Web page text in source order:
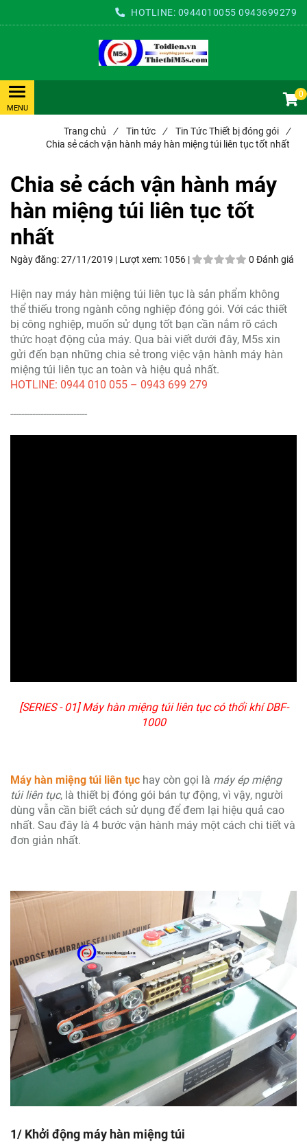
HOTLINE: 0944010055 0943699279
0
Trang chủ / Tin tức / Tin Tức Thiết bị đóng gói
/
Chia sẻ cách vận hành máy hàn miệng túi liên tục tốt nhất
Chia sẻ cách vận hành máy
hàn miệng túi liên tục tốt
nhất
Ngày đăng:27/11/2019 | Lượt xem: 1056 | 0 Đánh giá
Hiện nay máy hàn miệng túi liên tục là sản phẩm không
thể thiếu trong ngành công nghiệp đóng gói. Với các thiết
bị công nghiệp, muốn sử dụng tốt bạn cần nắm rõ cách
thức hoạt động của máy. Qua bài viết dưới đây, M5s xin
gửi đến bạn những chia sẻ trong việc vận hành máy hàn
miệng túi liên tục an toàn và hiệu quả nhất.
HOTLINE: 0944 010 055 – 0943 699 279
----------------------------
[SERIES - 01] Máy hàn miệng túi liên tục có thổi khí DBF-
1000
Máy hàn miệng túi liên tục hay còn gọi là máy ép miệng
túi liên tục, là thiết bị đóng gói bán tự động, vì vậy, người
dùng vẫn cần biết cách sử dụng để đem lại hiệu quả cao
nhất. Sau đây là 4 bước vận hành máy một cách chi tiết và
đơn giản nhất.
1/ Khởi động máy hàn miệng túi